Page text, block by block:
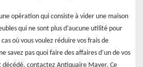
opération qui consiste à vider une maison
qui ne sont plus d’aucune utilité pour
où vous voulez réduire vos frais de
savez pas quoi faire des affaires d’un de vos
décédé, contactez Antiquaire Mayer. Ce